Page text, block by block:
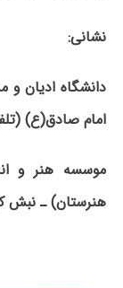
نشانی:
دانشگاه ادیان
امام صادق(ع)(تلفن
موسسه هنر و
هنرستان) ـ نبش کوچه ۲۰ (تلفن تماس: